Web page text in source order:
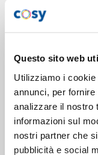
Questo sito web
Utilizziamo i
annunci, per
analizzare il nostro
informazioni sul
nostri partner che
pubblicità e social